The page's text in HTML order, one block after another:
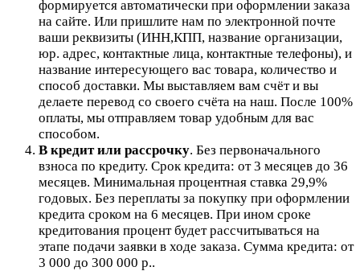
формируется автоматически при оформлении заказа
на сайте. Или пришлите нам по электронной почте
ваши реквизиты (ИНН,КПП, название организации,
юр. адрес, контактные лица, контактные телефоны), и
название интересующего вас товара, количество и
способ доставки. Мы выставляем вам счёт и вы
делаете перевод со своего счёта на наш. После 100%
оплаты, мы отправляем товар удобным для вас
способом.
В кредит или рассрочку. Без первоначального
взноса по кредиту. Срок кредита: от 3 месяцев до 36
месяцев. Минимальная процентная ставка 29,9%
годовых. Без переплаты за покупку при оформлении
кредита сроком на 6 месяцев. При ином сроке
кредитования процент будет рассчитываться на
этапе подачи заявки в ходе заказа. Сумма кредита: от
3 000 до 300 000 р..